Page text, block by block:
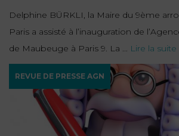
Delphine BÜRKLI, la Maire du 9ème
Paris a assisté à l’inauguration de
de Maubeuge à Paris 9. La ... Lire la suite
REVUE DE PRESSE AGN